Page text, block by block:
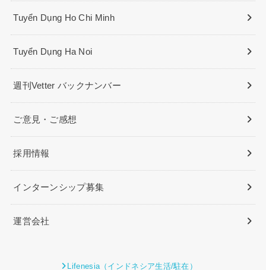
Tuyển Dụng Ho Chi Minh
Tuyển Dụng Ha Noi
週刊Vetter バックナンバー
ご意見・ご感想
採用情報
インターンシップ募集
運営会社
Lifenesia（インドネシア生活/駐在）